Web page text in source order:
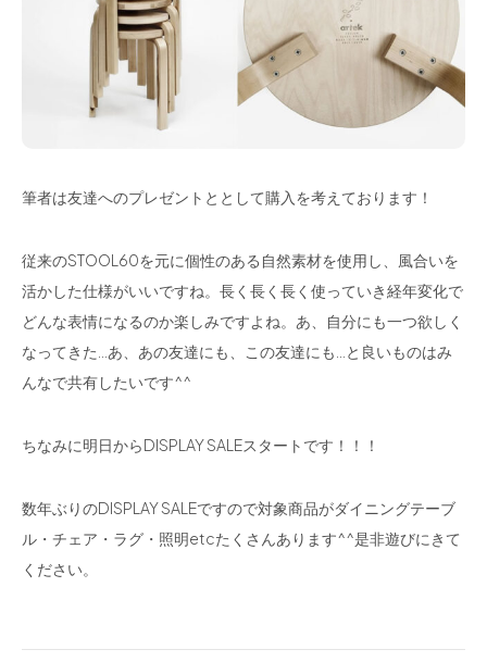
筆者は友達へのプレゼントととして購入を考えております！
従来のSTOOL60を元に個性のある自然素材を使用し、風合いを
活かした仕様がいいですね。長く長く長く使っていき経年変化で
どんな表情になるのか楽しみですよね。あ、自分にも一つ欲しく
なってきた…あ、あの友達にも、この友達にも…と良いものはみ
んなで共有したいです^^
ちなみに明日からDISPLAY SALEスタートです！！！
数年ぶりのDISPLAY SALEですので対象商品がダイニングテーブ
ル・チェア・ラグ・照明etcたくさんあります^^是非遊びにきて
ください。